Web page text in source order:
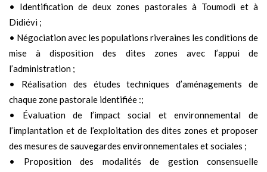
• Identification de deux zones pastorales à Toumodi et à
Didiévi ;
• Négociation avec les populations riveraines les conditions de
mise à disposition des dites zones avec l’appui de
l’administration ;
• Réalisation des études techniques d’aménagements de
chaque zone pastorale identifiée :;
• Évaluation de l’impact social et environnemental de
l’implantation et de l’exploitation des dites zones et proposer
des mesures de sauvegardes environnementales et sociales ;
• Proposition des modalités de gestion consensuelle